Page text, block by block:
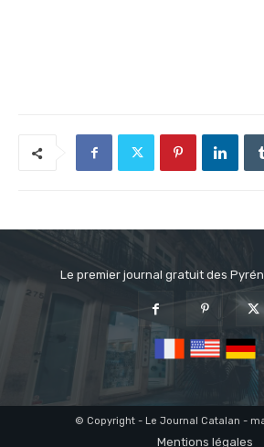
Le premier journal gratuit des
© Copyright - Le Journal Catalan -
Mentions légales